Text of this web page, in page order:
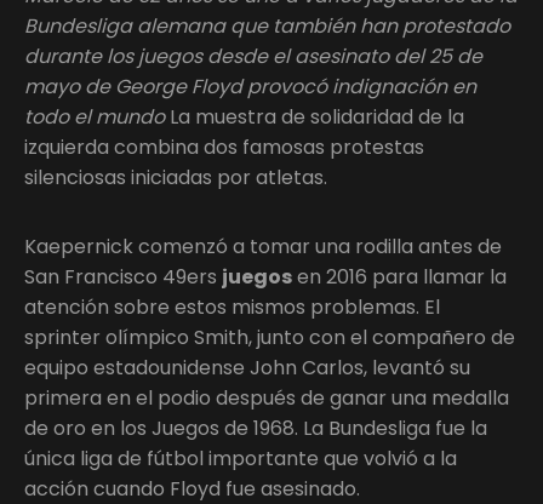
Bundesliga alemana que también han protestado
durante los juegos desde el asesinato del 25 de
mayo de George Floyd provocó indignación en
todo el mundoLa muestra de solidaridad de la
izquierda combina dos famosas protestas
silenciosas iniciadas por atletas.
Kaepernick comenzó a tomar una rodilla antes de
San Francisco 49ers juegosen 2016 para llamar la
atención sobre estos mismos problemas. El
sprinter olímpico Smith, junto con el compañero de
equipo estadounidense John Carlos, levantó su
primera en el podio después de ganar una medalla
de oro en los Juegos de 1968. La Bundesliga fue la
única liga de fútbol importante que volvió a la
acción cuando Floyd fue asesinado.